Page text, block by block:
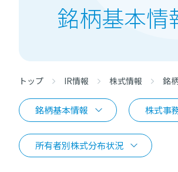
銘柄基本情
トップ IR情報 株式情報 銘
銘柄基本情報 株式事
所有者別株式分布状況